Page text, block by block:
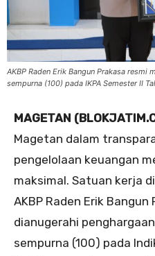
AKBP Raden Erik Bangun Prakasa resmi
sempurna (100) pada IKPA Semester II
MAGETAN
Magetan dalam
pengelolaan keuangan
maksimal. Satuan kerja
AKBP Raden Erik Bangun
dianugerahi
sempurna (100) pada